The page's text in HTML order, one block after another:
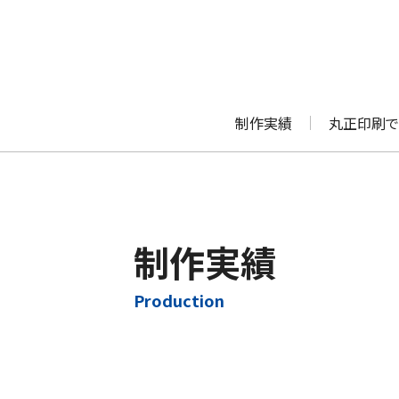
制作実績 丸正印刷
制作実績